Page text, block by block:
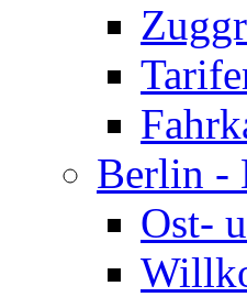
Berlin -
Ost-